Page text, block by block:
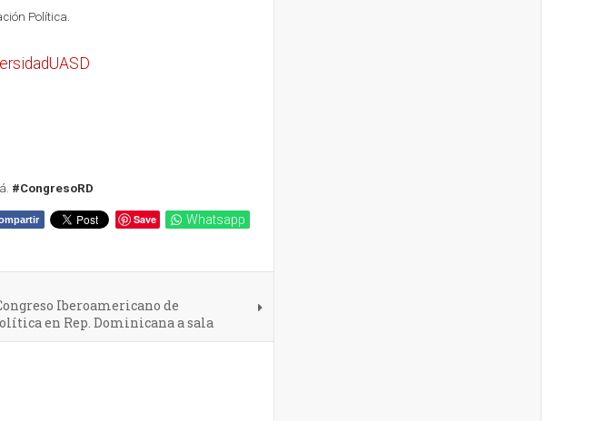
Política.
#CongresoRD
Save Whatsapp
Iberoamericano de
en Rep. Dominicana a sala